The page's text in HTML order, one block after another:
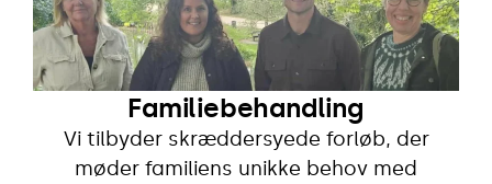
Familiebehandling
Vi tilbyder skræddersyede forløb, der
møder familiens unikke behov med